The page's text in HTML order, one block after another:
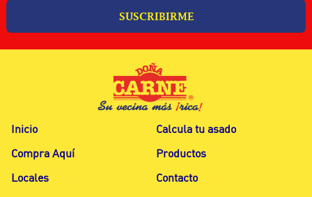
SUSCRIBIRME
Inicio
Compra Aquí
Locales
Calcula tu asado
Productos
Contacto